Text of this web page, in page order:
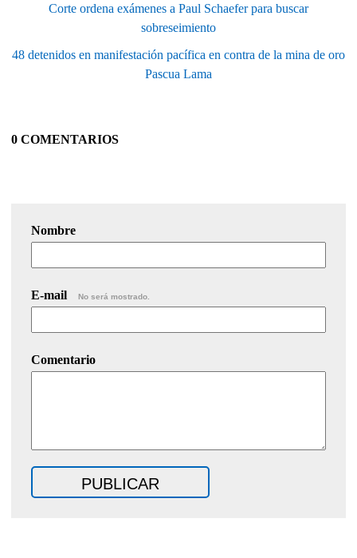
Corte ordena exámenes a Paul Schaefer para buscar
sobreseimiento
48 detenidos en manifestación pacífica en contra de la mina de oro
Pascua Lama
0 COMENTARIOS
Nombre
E-mail No será mostrado.
Comentario